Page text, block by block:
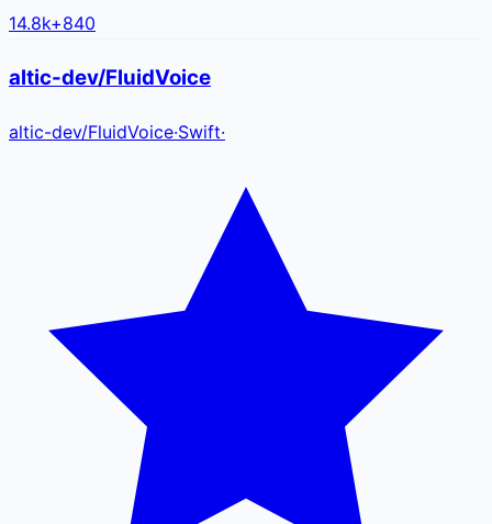
14.8k+840
altic-dev/FluidVoice
altic-dev/FluidVoice·Swift·